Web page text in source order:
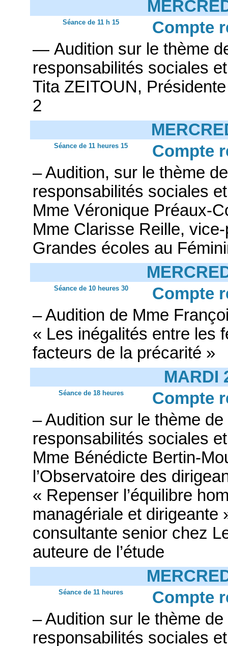
Séance de 11 h 15
Compte
— Audition sur le thème
responsabilités sociales
Tita ZEITOUN,
2
Séance de 11 heures 15
Compte
– Audition, sur le thème
responsabilités sociales
Mme Véronique Préaux-
Mme Clarisse Reille,
Grandes écoles au
Séance de 10 heures 30
Compte
– Audition de Mme
« Les inégalités entre les
facteurs de la précarité »
MARDI
Séance de 18 heures
Compte
– Audition sur le thème
responsabilités sociales
Mme Bénédicte Bertin-
l’Observatoire des
« Repenser l’équilibre
managériale et dirigeante
consultante senior chez
auteure de l’étude
Séance de 11 heures
Compte
– Audition sur le thème
responsabilités sociales